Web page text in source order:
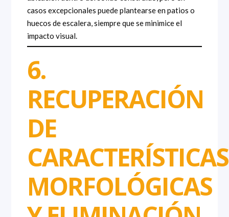
casos excepcionales puede plantearse en patios o
huecos de escalera, siempre que se minimice el
impacto visual.
6.
RECUPERACIÓN
DE
CARACTERÍSTICAS
MORFOLÓGICAS